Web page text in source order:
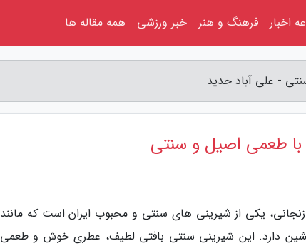
- علی آباد جدید
با طعمی اصیل و سنتی
یکی از شیرینی های سنتی و محبوب ایران است که مانند
دارد. این شیرینی سنتی بافتی لطیف، عطری خوش و طعمی
اخبار فرهنگ و هنر خبر ورزشی همه مقاله ها